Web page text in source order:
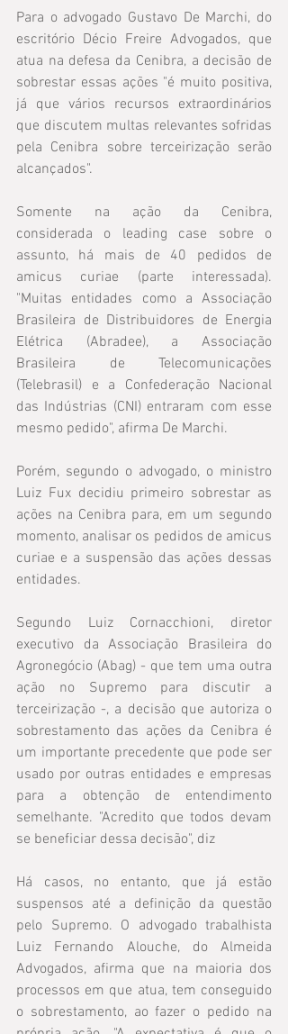
Para o advogado Gustavo De Marchi, do
escritório Décio Freire Advogados, que
atua na defesa da Cenibra, a decisão de
sobrestar essas ações "é muito positiva,
já que vários recursos extraordinários
que discutem multas relevantes sofridas
pela Cenibra sobre terceirização serão
alcançados".
Somente na ação da Cenibra,
considerada o leading case sobre o
assunto, há mais de 40 pedidos de
amicus curiae (parte interessada).
"Muitas entidades como a Associação
Brasileira de Distribuidores de Energia
Elétrica (Abradee), a Associação
Brasileira de Telecomunicações
(Telebrasil) e a Confederação Nacional
das Indústrias (CNI) entraram com esse
mesmo pedido", afirma De Marchi.
Porém, segundo o advogado, o ministro
Luiz Fux decidiu primeiro sobrestar as
ações na Cenibra para, em um segundo
momento, analisar os pedidos de amicus
curiae e a suspensão das ações dessas
entidades.
Segundo Luiz Cornacchioni, diretor
executivo da Associação Brasileira do
Agronegócio (Abag) - que tem uma outra
ação no Supremo para discutir a
terceirização -, a decisão que autoriza o
sobrestamento das ações da Cenibra é
um importante precedente que pode ser
usado por outras entidades e empresas
para a obtenção de entendimento
semelhante. "Acredito que todos devam
se beneficiar dessa decisão", diz
Há casos, no entanto, que já estão
suspensos até a definição da questão
pelo Supremo. O advogado trabalhista
Luiz Fernando Alouche, do Almeida
Advogados, afirma que na maioria dos
processos em que atua, tem conseguido
o sobrestamento, ao fazer o pedido na